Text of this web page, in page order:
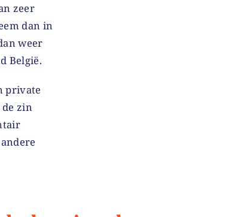
zeer
dan in
weer
België.
private
zin